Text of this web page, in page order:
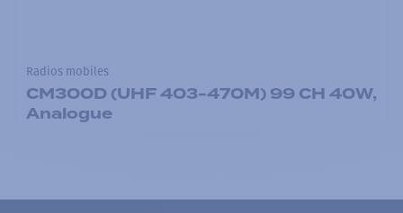
Radios mobiles
CM300D (UHF 403-470M) 99 CH 40W,
Analogue